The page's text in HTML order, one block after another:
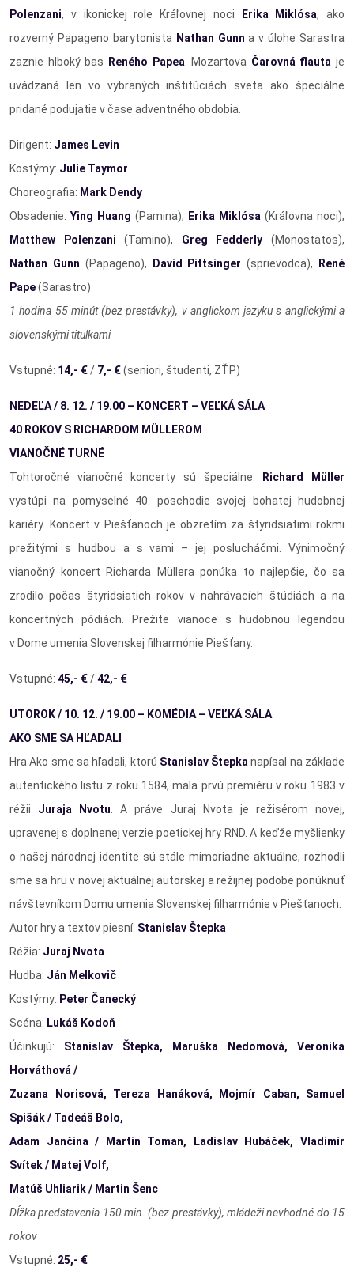
Polenzani, v ikonickej role Kráľovnej noci Erika Miklósa, ako
rozverný Papageno barytonista Nathan Gunna v úlohe Sarastra
zaznie hlboký bas
Reného Papea . Mozartova Čarovná flauta je
uvádzaná len vo vybraných inštitúciách sveta ako špeciálne
pridané podujatie v čase adventného obdobia.
Dirigent: James Levin
Kostýmy: Julie Taymor
Choreografia: Mark Dendy
Obsadenie: Ying Huang (Pamina), Erika Miklósa (Kráľovna noci),
Matthew Polenzani (Tamino), Greg Fedderly(Monostatos),
Nathan Gunn (Papageno), David Pittsinger(sprievodca),
René
Pape(Sarastro)
1 hodina 55 minút (bez prestávky), v anglickom jazyku s anglickými a
slovenskými titulkami
Vstupné: 14,- €/ 7,- €(seniori, študenti, ZŤP)
NEDEĽA / 8. 12. / 19.00 – KONCERT – VEĽKÁ SÁLA
40 ROKOV S RICHARDOM MÜLLEROM
VIANOČNÉ TURNÉ
Tohtoročné vianočné koncerty sú špeciálne:
Richard Müller
vystúpi na pomyselné 40. poschodie svojej bohatej hudobnej
kariéry. Koncert v Piešťanoch je obzretím za štyridsiatimi rokmi
prežitými s hudbou a s vami – jej poslucháčmi. Výnimočný
vianočný koncert Richarda Müllera ponúka to najlepšie, čo sa
zrodilo počas štyridsiatich rokov v nahrávacích štúdiách a na
koncertných pódiách. Prežite vianoce s hudobnou legendou
v Dome umenia Slovenskej filharmónie Piešťany.
Vstupné: 45,- €/42,- €
UTOROK / 10. 12. / 19.00 – KOMÉDIA – VEĽKÁ SÁLA
AKO SME SA HĽADALI
Hra Ako sme sa hľadali, ktorú Stanislav Štepka napísal na základe
autentického listu z roku 1584, mala prvú premiéru v roku 1983 v
réžii Juraja Nvotu . A práve Juraj Nvota je režisérom novej,
upravenej s doplnenej verzie poetickej hry RND. A keďže myšlienky
o našej národnej identite sú stále mimoriadne aktuálne, rozhodli
sme sa hru v novej aktuálnej autorskej a režijnej podobe ponúknuť
návštevníkom Domu umenia Slovenskej filharmónie v Piešťanoch.
Autor hry a textov piesní: Stanislav Štepka
Réžia: Juraj Nvota
Hudba: Ján Melkovič
Kostýmy: Peter Čanecký
Scéna: Lukáš Kodoň
Účinkujú: Stanislav Štepka, Maruška Nedomová, Veronika
Horváthová /
Zuzana Norisová, Tereza Hanáková, Mojmír Caban, Samuel
Spišák / Tadeáš Bolo,
Adam Jančina / Martin Toman, Ladislav Hubáček, Vladimír
Svítek / Matej Volf,
Matúš Uhliarik / Martin Šenc
Dĺžka predstavenia 150 min. (bez prestávky), mládeži nevhodné do 15
rokov
Vstupné: 25,- €